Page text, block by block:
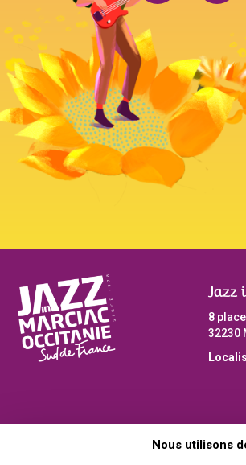
Jazz
8
32230
Nous utilisons